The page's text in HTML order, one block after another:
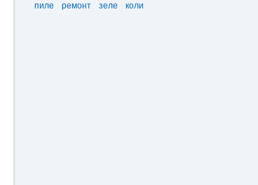
пиле
ремонт зеле коли